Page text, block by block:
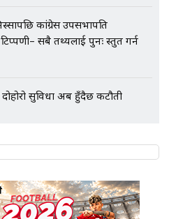
कांग्रेस उपसभापति
टिप्पणी– सबै तथ्यलाई पुनः प्रस्तुत गर्न
सुविधा अब हुँदैछ कटौती